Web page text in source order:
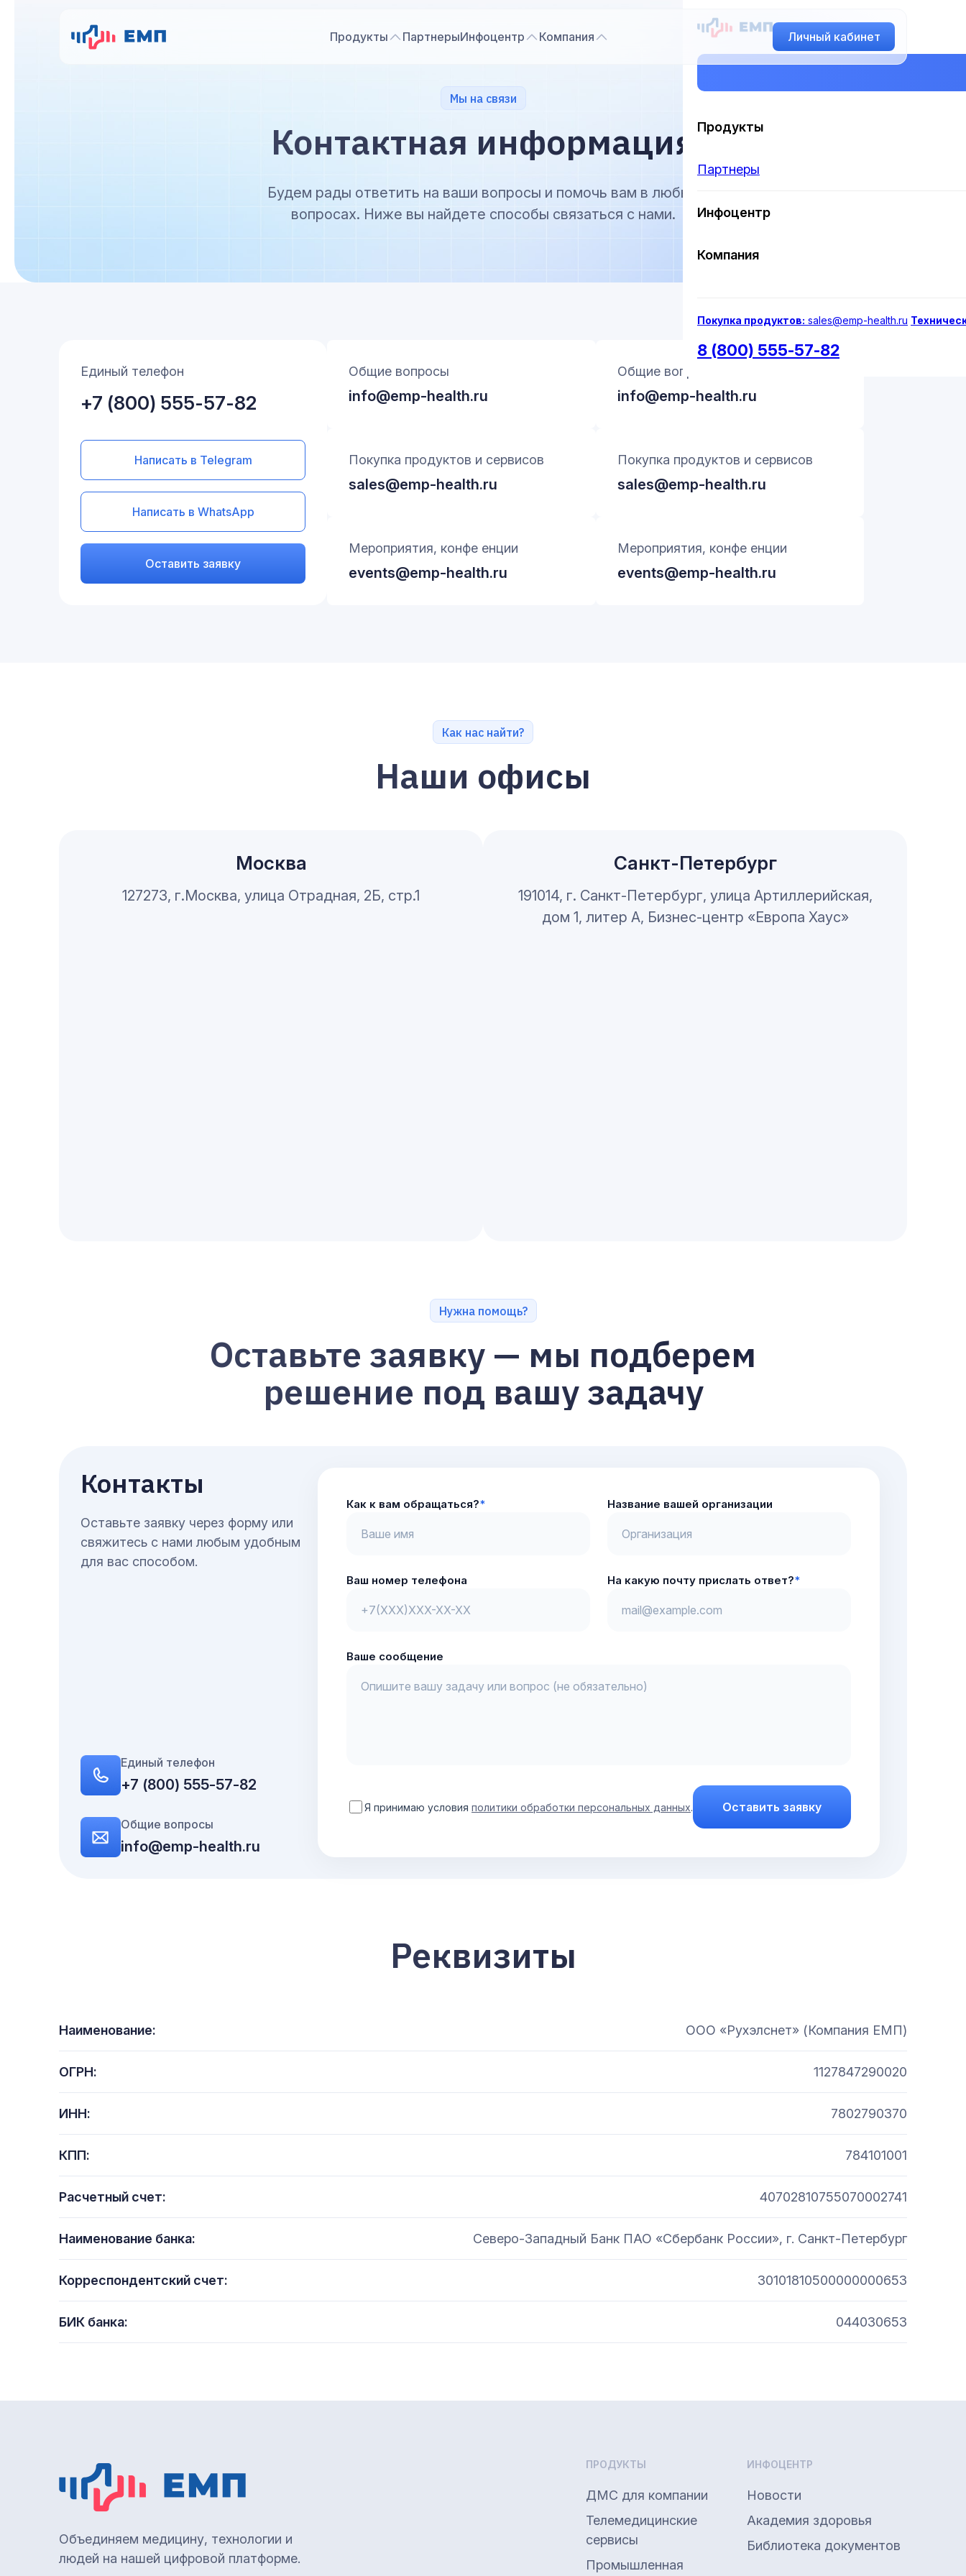
Продукты
Партнеры
Инфоцентр
Компания
Покупка продуктов: sales@emp-health.ru
8 (800) 555-57-82
Продукты ПартнерыИнфоцентр Компания Личный кабинет
Мы на связи
Контактная информация
Будем рады ответить на ваши вопросы и помочь вам в любых
вопросах. Ниже вы найдете способы связаться с нами.
Единый телефон
+7 (800) 555-57-82
Написать в Telegram
Написать в WhatsApp
Оставить заявку
Общие вопросы
info@emp-health.ru
Покупка продуктов и сервисов
sales@emp-health.ru
Мероприятия, конфе енции
events@emp-health.ru
Общие вопросы
info@emp-health.ru
Покупка продуктов и сервисов
sales@emp-health.ru
Мероприятия, конфе енции
events@emp-health.ru
Как нас найти?
Наши офисы
Москва
127273, г.Москва, улица Отрадная, 2Б, стр.1
Санкт-Петербург
191014, г. Санкт-Петербург, улица Артиллерийская,
дом 1, литер А, Бизнес-центр «Европа Хаус»
Нужна помощь?
Оставьте заявку — мы подберем
решение под вашу задачу
Контакты
Оставьте заявку через форму или
свяжитесь с нами любым удобным
для вас способом.
Единый телефон
+7 (800) 555-57-82
Общие вопросы
info@emp-health.ru
Как к вам обращаться?* Название вашей организации
Ваш номер телефона На какую почту прислать ответ?*
Ваше сообщение
Я принимаю условия политики обработки персональных данных. Оставить заявку
Реквизиты
Наименование: ООО «Рухэлснет» (Компания ЕМП)
ОГРН: 1127847290020
ИНН: 7802790370
КПП: 784101001
Расчетный счет: 40702810755070002741
Наименование банка: Северо-Западный Банк ПАО «Сбербанк России», г. Санкт-Петербург
Корреспондентский счет: 30101810500000000653
БИК банка: 044030653
Объединяем медицину, технологии и
людей на нашей цифровой платформе.
ПРОДУКТЫ
ДМС для компании
Телемедицинские
сервисы
Промышленная
ИНФОЦЕНТР
Новости
Академия здоровья
Библиотека документов